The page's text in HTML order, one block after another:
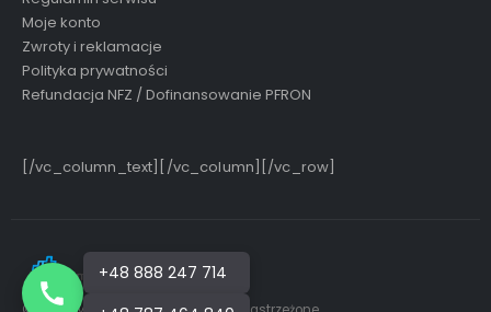
Moje konto
Zwroty i reklamacje
Polityka prywatności
Refundacja NFZ / Dofinansowanie PFRON
[/vc_column_text][/vc_column][/vc_row]
+48 888 247 714